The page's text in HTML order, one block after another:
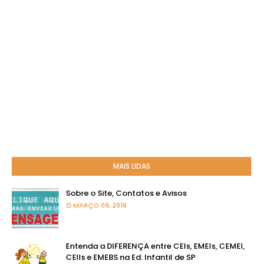
MAIS LIDAS
Sobre o Site, Contatos e Avisos
MARÇO 09, 2016
Entenda a DIFERENÇA entre CEIs, EMEIs, CEMEI,
CEIIs e EMEBS na Ed. Infantil de SP